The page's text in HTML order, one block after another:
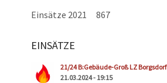
Einsätze 2021 867
EINSÄTZE
21/24 B:Gebäude-Groß LZ Borgsdorf
21.03.2024 - 19:15
Seiten